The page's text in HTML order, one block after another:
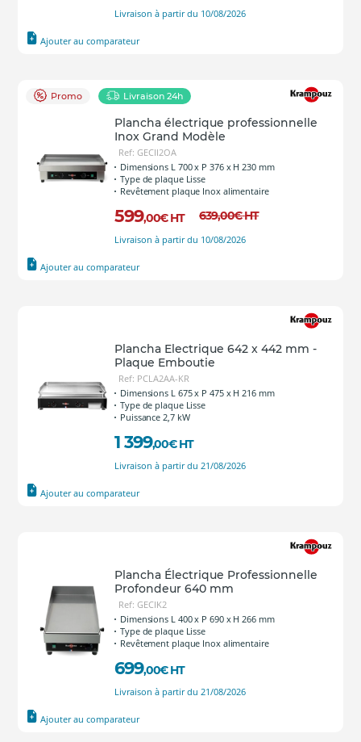
Livraison à partir du 10/08/2026
Ajouter au comparateur
Promo Livraison 24h
Plancha électrique professionnelle
Inox Grand Modèle
Ref: GECII2OA
Dimensions L 700 x P 376 x H 230 mm
Type de plaque Lisse
Revêtement plaque Inox alimentaire
599,00€ HT 639,00€HT
Livraison à partir du 10/08/2026
Ajouter au comparateur
Plancha Electrique 642 x 442 mm -
Plaque Emboutie
Ref: PCLA2AA-KR
Dimensions L 675 x P 475 x H 216 mm
Type de plaque Lisse
Puissance 2,7 kW
1 399,00€ HT
Livraison à partir du 21/08/2026
Ajouter au comparateur
Plancha Électrique Professionnelle
Profondeur 640 mm
Ref: GECIK2
Dimensions L 400 x P 690 x H 266 mm
Type de plaque Lisse
Revêtement plaque Inox alimentaire
699,00€ HT
Livraison à partir du 21/08/2026
Ajouter au comparateur